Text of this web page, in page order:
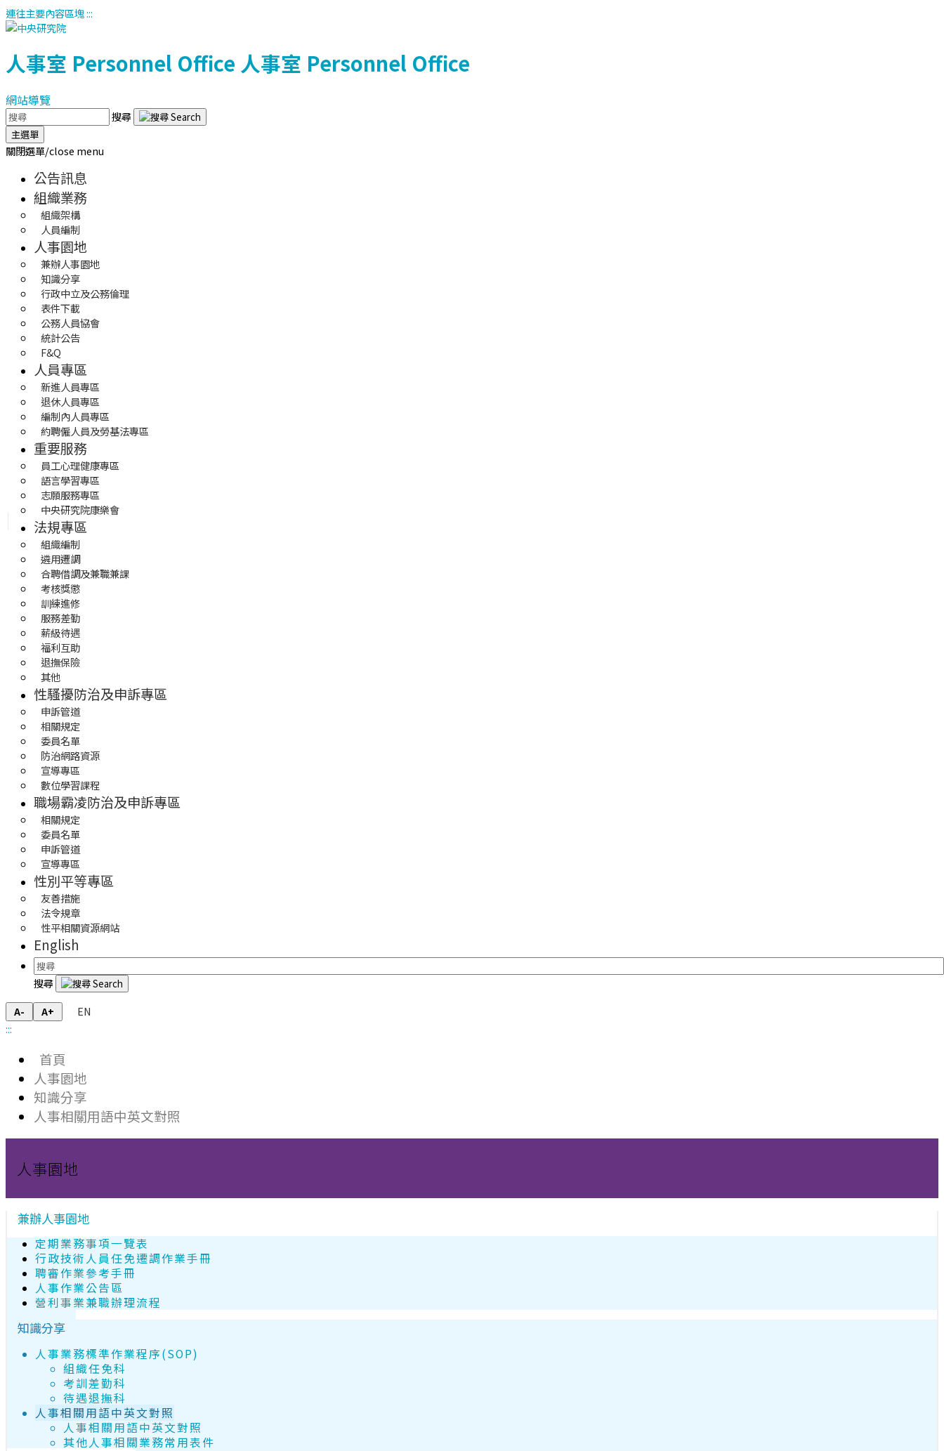
連往主要內容區塊:::
人事室 Personnel Office 人事室 Personnel Office
網站導覽
搜尋
主選單
關閉選單/close menu
公告訊息
組織業務
組織架構
人員編制
人事園地
兼辦人事園地
知識分享
行政中立及公務倫理
表件下載
公務人員協會
統計公告
F&Q
人員專區
新進人員專區
退休人員專區
編制內人員專區
約聘僱人員及勞基法專區
重要服務
員工心理健康專區
語言學習專區
志願服務專區
中央研究院康樂會
法規專區
組織編制
遴用遷調
合聘借調及兼職兼課
考核獎懲
訓練進修
服務差勤
薪級待遇
福利互助
退撫保險
其他
性騷擾防治及申訴專區
申訴管道
相關規定
委員名單
防治網路資源
宣導專區
數位學習課程
職場霸凌防治及申訴專區
相關規定
委員名單
申訴管道
宣導專區
性別平等專區
友善措施
法令規章
性平相關資源網站
English
搜尋
A- A+
EN
:::
首頁
人事園地
知識分享
人事相關用語中英文對照
人事園地
兼辦人事園地
定期業務事項一覽表
行政技術人員任免遷調作業手冊
聘審作業參考手冊
人事作業公告區
營利事業兼職辦理流程
知識分享
人事業務標準作業程序(SOP)
組織任免科
考訓差勤科
待遇退撫科
人事相關用語中英文對照
人事相關用語中英文對照
其他人事相關業務常用表件